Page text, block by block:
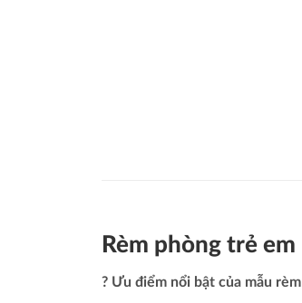
Rèm phòng trẻ
? Ưu điểm nổi bật của mẫu